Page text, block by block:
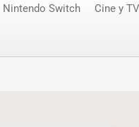
Nintendo Switch Cine y TV